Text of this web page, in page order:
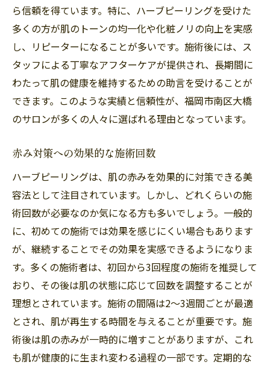
ら信頼を得ています。特に、ハーブピーリングを受けた
多くの方が肌のトーンの均一化や化粧ノリの向上を実感
し、リピーターになることが多いです。施術後には、ス
タッフによる丁寧なアフターケアが提供され、長期間に
わたって肌の健康を維持するための助言を受けることが
できます。このような実績と信頼性が、福岡市南区大橋
のサロンが多くの人々に選ばれる理由となっています。
赤み対策への効果的な施術回数
ハーブピーリングは、肌の赤みを効果的に対策できる美
容法として注目されています。しかし、どれくらいの施
術回数が必要なのか気になる方も多いでしょう。一般的
に、初めての施術では効果を感じにくい場合もあります
が、継続することでその効果を実感できるようになりま
す。多くの施術者は、初回から3回程度の施術を推奨して
おり、その後は肌の状態に応じて回数を調整することが
理想とされています。施術の間隔は2〜3週間ごとが最適
とされ、肌が再生する時間を与えることが重要です。施
術後は肌の赤みが一時的に増すことがありますが、これ
も肌が健康的に生まれ変わる過程の一部です。定期的な